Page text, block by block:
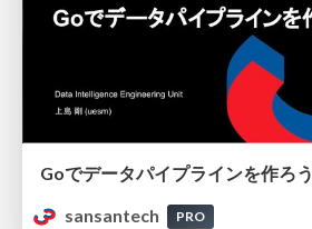
Goでデータパイプラインを作ろう
sansantech
PRO